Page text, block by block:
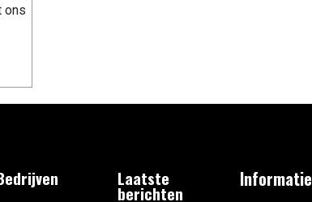
ons
Laatste
berichten
Informatie